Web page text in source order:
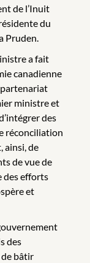
de l’Inuit
du
Pruden.
a fait
canadienne
ministre et
des
réconciliation
ainsi, de
de vue de
des efforts
et
des
bâtir